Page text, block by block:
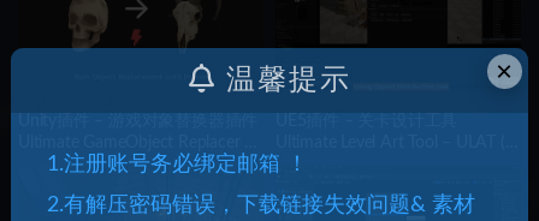
Level Design Tool
Tools / Plugin )
×
温馨提示
1.注册账号务必绑定邮箱 ！
2.有解压密码错误，下载链接失效问题& 素材